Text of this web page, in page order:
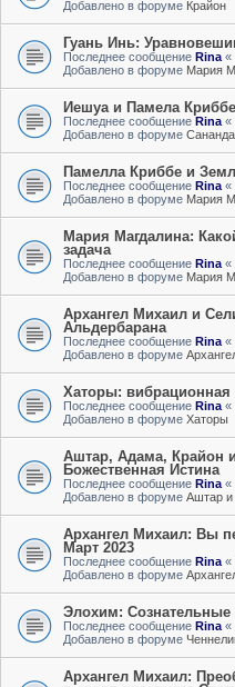
Добавлено в форуме Крайон
Гуань Инь:
Последнее сообщение Rina «
Добавлено в форуме Мария
Иешуа и Памела
Последнее сообщение Rina «
Добавлено в форуме Сананда
Памелла Криббе и
Последнее сообщение Rina «
Добавлено в форуме Мария
Мария Магдалина:
задача
Последнее сообщение Rina «
Добавлено в форуме Мария
Архангел Михаил и
Альдербарана
Последнее сообщение Rina «
Добавлено в форуме
Хаторы: вибрационная
Последнее сообщение Rina «
Добавлено в форуме Хаторы
Аштар, Адама, Крайон
Божественная Истина
Последнее сообщение Rina «
Добавлено в форуме Аштар
Архангел Михаил: Вы
Март 2023
Последнее сообщение Rina «
Добавлено в форуме
Элохим:
Последнее сообщение Rina «
Добавлено в форуме
Архангел Михаил: